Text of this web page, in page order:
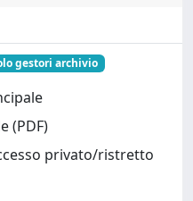
gestori archivio
(PDF)
privato/ristretto